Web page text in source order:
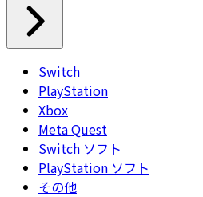
Switch
PlayStation
Xbox
Meta Quest
Switch ソフト
PlayStation ソフト
その他